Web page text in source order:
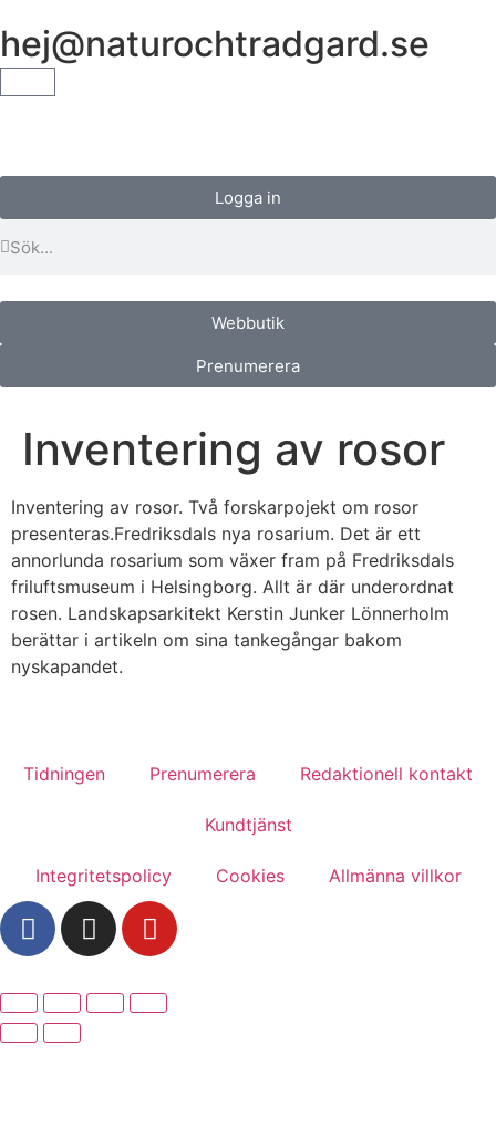
hej@naturochtradgard.se
Logga in
Webbutik
Prenumerera
Inventering av rosor
Inventering av rosor. Två forskarpojekt om rosor
presenteras.Fredriksdals nya rosarium. Det är ett
annorlunda rosarium som växer fram på Fredriksdals
friluftsmuseum i Helsingborg. Allt är där underordnat
rosen. Landskapsarkitekt Kerstin Junker Lönnerholm
berättar i artikeln om sina tankegångar bakom
nyskapandet.
Tidningen Prenumerera Redaktionell kontakt
Kundtjänst
Integritetspolicy Cookies Allmänna villkor